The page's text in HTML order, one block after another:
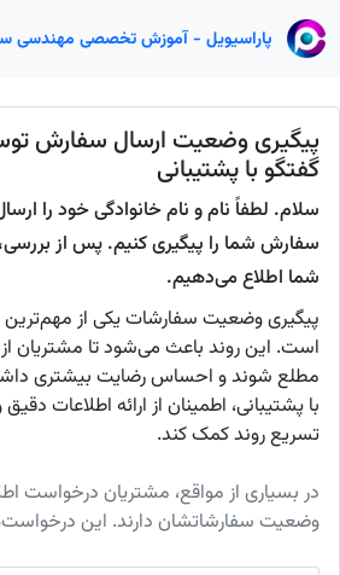
پاراسیویل - آموزش تخصصی مهندسی
پیگیری وضعیت ارسال سفارش
گفتگو با پشتیبانی
سلام. لطفاً نام و نام خانوادگی خود را
سفارش شما را پیگیری کنیم. پس از بررسی،
شما اطلاع می‌دهیم.
پیگیری وضعیت سفارشات یکی از
است. این روند باعث می‌شود تا مشتریان
مطلع شوند و احساس رضایت بیشتری
با پشتیبانی، اطمینان از ارائه اطلاعات
تسریع روند کمک کند.
در بسیاری از مواقع، مشتریان درخواست
وضعیت سفارشاتشان دارند. این